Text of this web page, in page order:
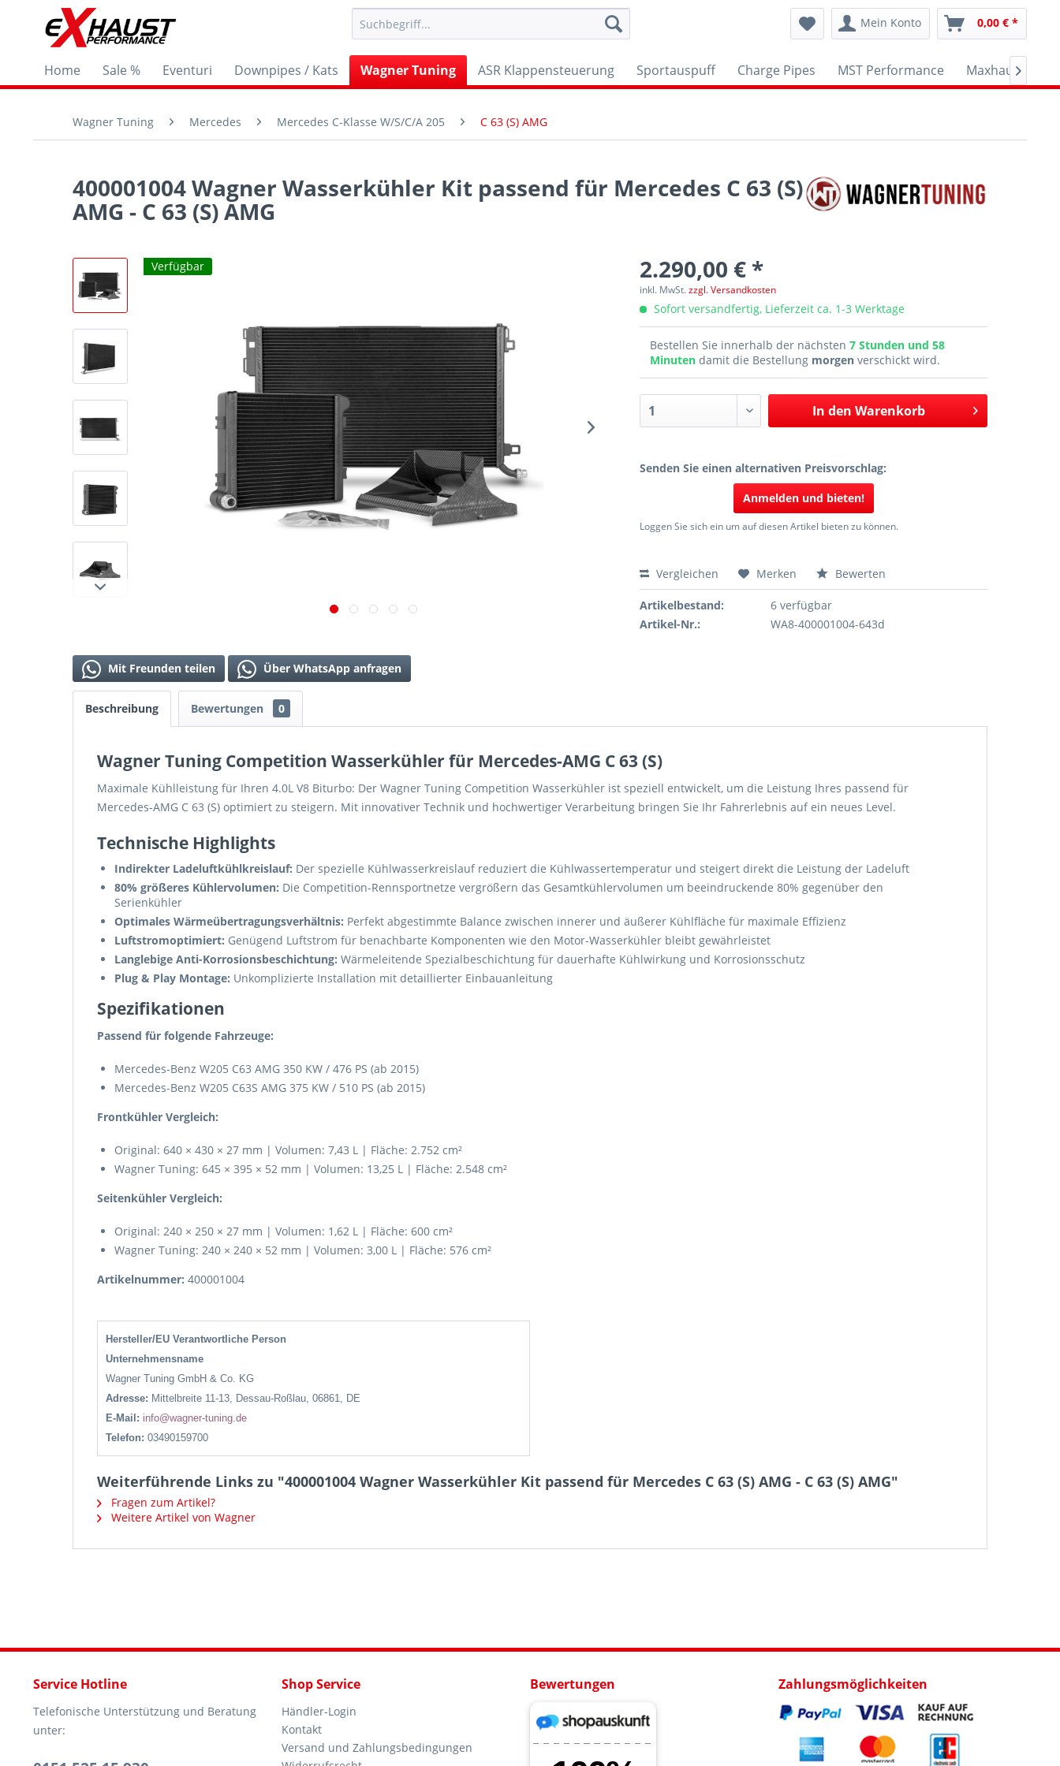
Mein Konto 0,00 € *
Home Sale % Eventuri Downpipes / Kats Wagner Tuning ASR Klappensteuerung Sportauspuff Charge Pipes MST Performance Maxhaust

Wagner Tuning Mercedes Mercedes C-Klasse W/S/C/A 205 C 63 (S) AMG
400001004 Wagner Wasserkühler Kit passend für Mercedes C 63 (S)
AMG - C 63 (S) AMG
Verfügbar 2.290,00 € *
inkl. MwSt.zzgl. Versandkosten
Sofort versandfertig, Lieferzeit ca. 1-3 Werktage
Bestellen Sie innerhalb der nächsten7 Stunden und 58
Minutendamit die Bestellung morgen verschickt wird.
In den Warenkorb
Senden Sie einen alternativen Preisvorschlag:
Anmelden und bieten!
Loggen Sie sich ein um auf diesen Artikel bieten zu können.
Vergleichen Merken Bewerten
Artikelbestand:
6 verfügbar
Artikel-Nr.:
WA8-400001004-643d
Mit Freunden teilen Über WhatsApp anfragen
Beschreibung Bewertungen 0
Wagner Tuning Competition Wasserkühler für Mercedes-AMG C 63 (S)
Maximale Kühlleistung für Ihren 4.0L V8 Biturbo: Der Wagner Tuning Competition Wasserkühler ist speziell entwickelt, um die Leistung Ihres passend für
Mercedes-AMG C 63 (S) optimiert zu steigern. Mit innovativer Technik und hochwertiger Verarbeitung bringen Sie Ihr Fahrerlebnis auf ein neues Level.
Technische Highlights
Indirekter Ladeluftkühlkreislauf: Der spezielle Kühlwasserkreislauf reduziert die Kühlwassertemperatur und steigert direkt die Leistung der Ladeluft
80% größeres Kühlervolumen: Die Competition-Rennsportnetze vergrößern das Gesamtkühlervolumen um beeindruckende 80% gegenüber den
Serienkühler
Optimales Wärmeübertragungsverhältnis: Perfekt abgestimmte Balance zwischen innerer und äußerer Kühlfläche für maximale Effizienz
Luftstromoptimiert: Genügend Luftstrom für benachbarte Komponenten wie den Motor-Wasserkühler bleibt gewährleistet
Langlebige Anti-Korrosionsbeschichtung: Wärmeleitende Spezialbeschichtung für dauerhafte Kühlwirkung und Korrosionsschutz
Plug & Play Montage: Unkomplizierte Installation mit detaillierter Einbauanleitung
Spezifikationen
Passend für folgende Fahrzeuge:
Mercedes-Benz W205 C63 AMG 350 KW / 476 PS (ab 2015)
Mercedes-Benz W205 C63S AMG 375 KW / 510 PS (ab 2015)
Frontkühler Vergleich:
Original: 640 × 430 × 27 mm | Volumen: 7,43 L | Fläche: 2.752 cm²
Wagner Tuning: 645 × 395 × 52 mm | Volumen: 13,25 L | Fläche: 2.548 cm²
Seitenkühler Vergleich:
Original: 240 × 250 × 27 mm | Volumen: 1,62 L | Fläche: 600 cm²
Wagner Tuning: 240 × 240 × 52 mm | Volumen: 3,00 L | Fläche: 576 cm²
Artikelnummer: 400001004
Hersteller/EU Verantwortliche Person
Unternehmensname
Wagner Tuning GmbH & Co. KG
Adresse: Mittelbreite 11-13, Dessau-Roßlau, 06861, DE
E-Mail: info@wagner-tuning.de
Telefon: 03490159700
Weiterführende Links zu "400001004 Wagner Wasserkühler Kit passend für Mercedes C 63 (S) AMG - C 63 (S) AMG"
Fragen zum Artikel?
Weitere Artikel von Wagner
Service Hotline
Telefonische Unterstützung und Beratung
unter:
Shop Service
Händler-Login
Kontakt
Versand und Zahlungsbedingungen
Bewertungen Zahlungsmöglichkeiten